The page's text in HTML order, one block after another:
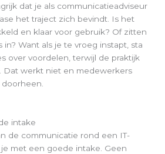
dat je als communicatieadviseur
het traject zich bevindt. Is het
en klaar voor gebruik? Of zitten
Want als je te vroeg instapt, sta
over voordelen, terwijl de praktijk
Dat werkt niet en medewerkers
intake
de communicatie rond een IT-
met een goede intake. Geen